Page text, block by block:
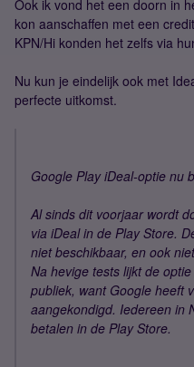
Ook ik vond het een doorn in
kon aanschaffen met een
KPN/Hi konden het zelfs via
Nu kun je eindelijk ook met
perfecte uitkomst.
Google Play iDeal-optie nu
Al sinds dit voorjaar wordt
via iDeal in de Play Store.
niet beschikbaar, en ook
Na hevige tests lijkt de
publiek, want Google heeft
aangekondigd. Iedereen in
betalen in de Play Store.